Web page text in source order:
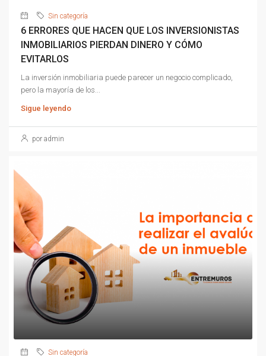
Sin categoría
6 ERRORES QUE HACEN QUE LOS INVERSIONISTAS
INMOBILIARIOS PIERDAN DINERO Y CÓMO
EVITARLOS
La inversión inmobiliaria puede parecer un negocio complicado,
pero la mayoría de los...
Sigue leyendo
por admin
Sin categoría